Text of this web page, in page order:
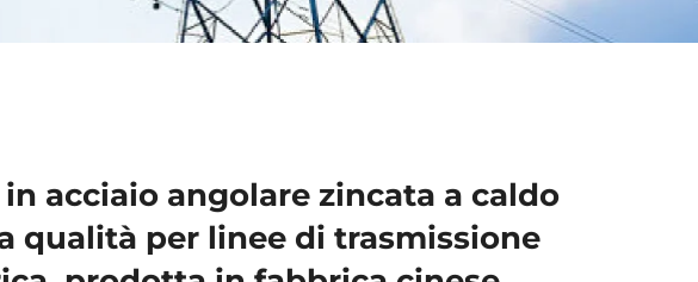
in acciaio angolare zincata a caldo
qualità per linee di trasmissione